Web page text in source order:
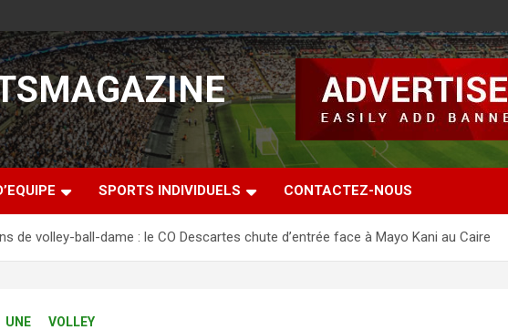
SPORTS INDIVIDUELS CONTACTEZ-NOUS
de volley-ball-dame : le CO Descartes chute d’entrée face à Mayo Kani au Caire
UNE VOLLEY